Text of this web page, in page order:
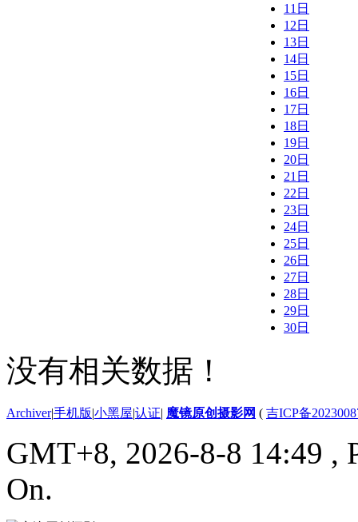
11日
12日
13日
14日
15日
16日
17日
18日
19日
20日
21日
22日
23日
24日
25日
26日
27日
28日
29日
30日
没有相关数据！
Archiver|手机版|小黑屋|认证| 魔镜原创摄影网 ( 吉ICP备
GMT+8, 2026-8-8 14:49 ,
On.